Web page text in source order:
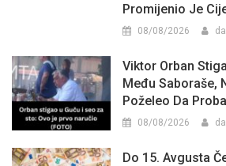
Promijenio Je
08/08/2026
Viktor Orban
Među Saboraše,
Poželeo Da
08/08/2026
Do 15. Avgusta